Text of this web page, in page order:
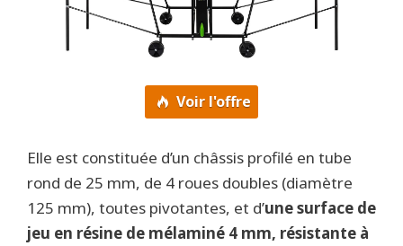
Voir l'offre
Elle est constituée d’un châssis profilé en tube
rond de 25 mm, de 4 roues doubles (diamètre
125 mm), toutes pivotantes, et d’une surface de
jeu en résine de mélaminé 4 mm, résistante à